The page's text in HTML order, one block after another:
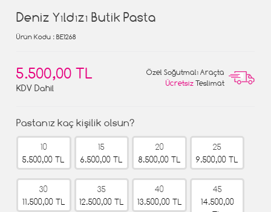
Deniz Yıldızı Butik Pasta
Ürün Kodu : BE1268
5.500,00 TL
KDV Dahil
Özel Soğutmalı Araçta
Ücretsiz Teslimat
Pastanız kaç kişilik olsun?
10
5.500,00 TL
15
6.500,00 TL
20
8.500,00 TL
25
9.500,00 TL
30
11.500,00 TL
35
12.500,00 TL
40
13.500,00 TL
45
14.500,00